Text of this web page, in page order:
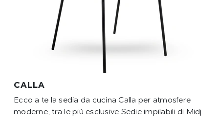
CALLA
Ecco a te la sedia da cucina Calla per atmosfere
moderne, tra le più esclusive Sedie impilabili di Midj.